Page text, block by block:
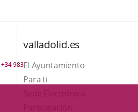
+34 983
valladolid.es
El Ayuntamiento
Para ti